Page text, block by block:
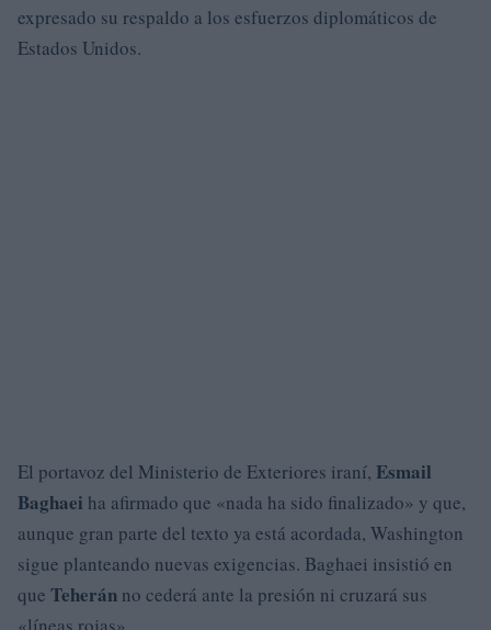
expresado su respaldo a los esfuerzos diplomáticos de
Estados Unidos.
El portavoz del Ministerio de Exteriores iraní, Esmail
Baghaei ha afirmado que «nada ha sido finalizado» y que,
aunque gran parte del texto ya está acordada, Washington
sigue planteando nuevas exigencias. Baghaei insistió en
que Teherán no cederá ante la presión ni cruzará sus